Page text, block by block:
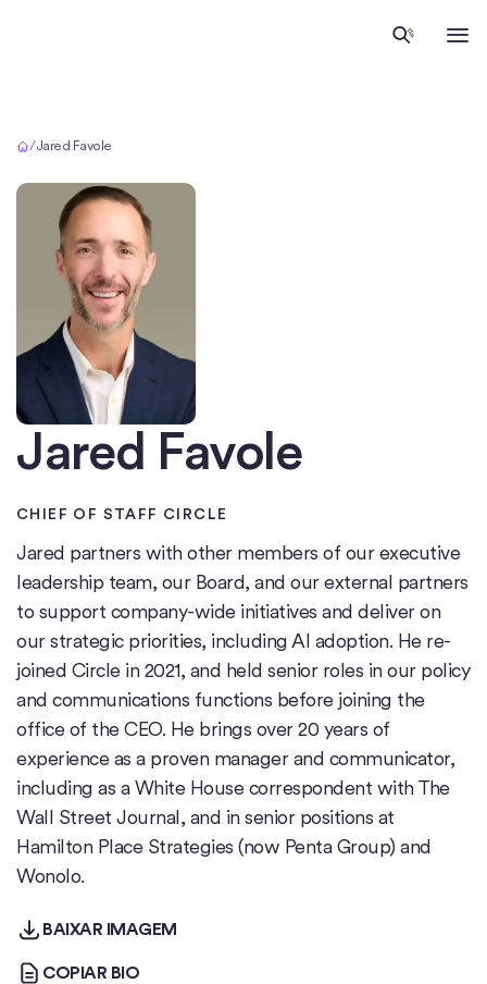
/Jared Favole
Jared Favole
CHIEF OF STAFF CIRCLE
Jared partners with other members of our executive
leadership team, our Board, and our external partners
to support company-wide initiatives and deliver on
our strategic priorities, including AI adoption. He re-
joined Circle in 2021, and held senior roles in our policy
and communications functions before joining the
office of the CEO. He brings over 20 years of
experience as a proven manager and communicator,
including as a White House correspondent with The
Wall Street Journal, and in senior positions at
Hamilton Place Strategies (now Penta Group) and
Wonolo.
BAIXAR IMAGEM
BAIXAR IMAGEM
COPIAR BIO
COPIAR BIO